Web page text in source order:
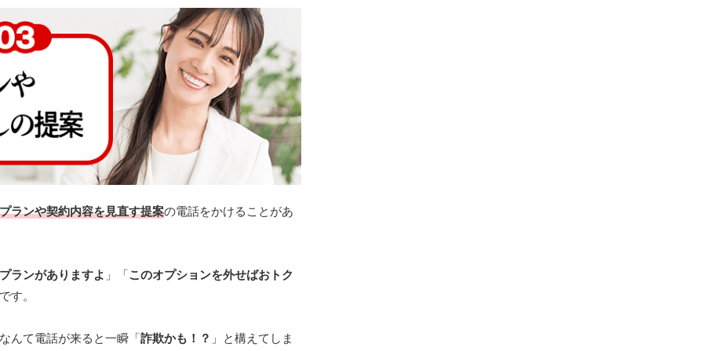
ランや契約内容を見直す提案の電話をかけることがあ
ランがありますよ 」「このオプションを外せばおトク
す。
んて電話が来ると一瞬「詐欺かも！？ 」と構えてしま